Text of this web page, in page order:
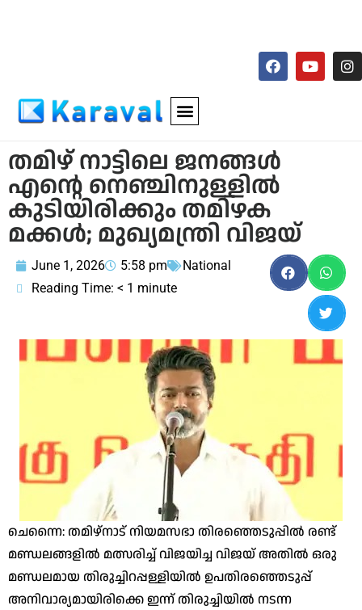
തമിഴ് നാട്ടിലെ ജനങ്ങള്‍
എന്റെ നെഞ്ചിനുള്ളില്‍
കുടിയിരിക്കും തമിഴക
മക്കള്‍; മുഖ്യമന്ത്രി വിജയ്
June 1, 2026 5:58 pm
National
Reading Time: < 1 minute
ചെന്നൈ: തമിഴ്‌നാട് നിയമസഭാ തിരഞ്ഞെടുപ്പില്‍ രണ്ട്
മണ്ഡലങ്ങളില്‍ മത്സരിച്ച് വിജയിച്ച വിജയ് അതില്‍ ഒരു
മണ്ഡലമായ തിരുച്ചിറപ്പള്ളിയില്‍ ഉപതിരഞ്ഞെടുപ്പ്
അനിവാര്യമായിരിക്കെ ഇന്ന് തിരുച്ചിയില്‍ നടന്ന